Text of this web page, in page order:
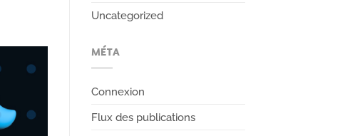
Uncategorized
MÉTA
Connexion
Flux des publications